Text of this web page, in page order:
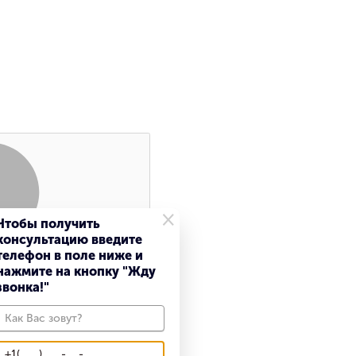
Поиск
×
получить
введите
в поле ниже и
на кнопку "Жду